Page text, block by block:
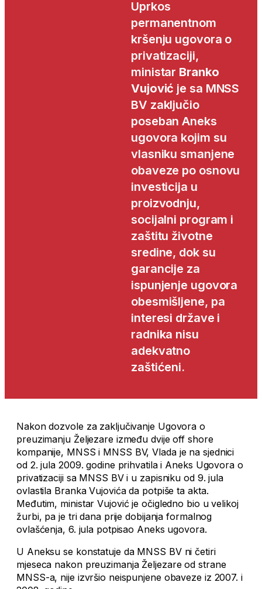
Uprkos
permanentnom
kršenju ugovora o
privatizaciji,
ministar Branko
Vujović je sa MNSS
BV zaključio
poseban Aneks
ugovora kojim su
vlasniku smanjene
obaveze po osnovu
investicija u
proizvodnju,
socijalni program i
zaštitu životne
sredine, dok su
garancije za
ispunjenje ugovora
obesmišljene, pa
interesi države i
radnika nisu
adekvatno
zaštićeni.
Nakon dozvole za zaključivanje Ugovora o
preuzimanju Željezare između dvije off shore
kompanije, MNSS i MNSS BV, Vlada je na sjednici
od 2. jula 2009. godine prihvatila i Aneks Ugovora o
privatizaciji sa MNSS BV i u zapisniku od 9. jula
ovlastila Branka Vujovića da potpiše ta akta.
Međutim, ministar Vujović je očigledno bio u velikoj
žurbi, pa je tri dana prije dobijanja formalnog
ovlašćenja, 6. jula potpisao Aneks ugovora.
U Aneksu se konstatuje da MNSS BV ni četiri
mjeseca nakon preuzimanja Željezare od strane
MNSS-a, nije izvršio neispunjene obaveze iz 2007. i